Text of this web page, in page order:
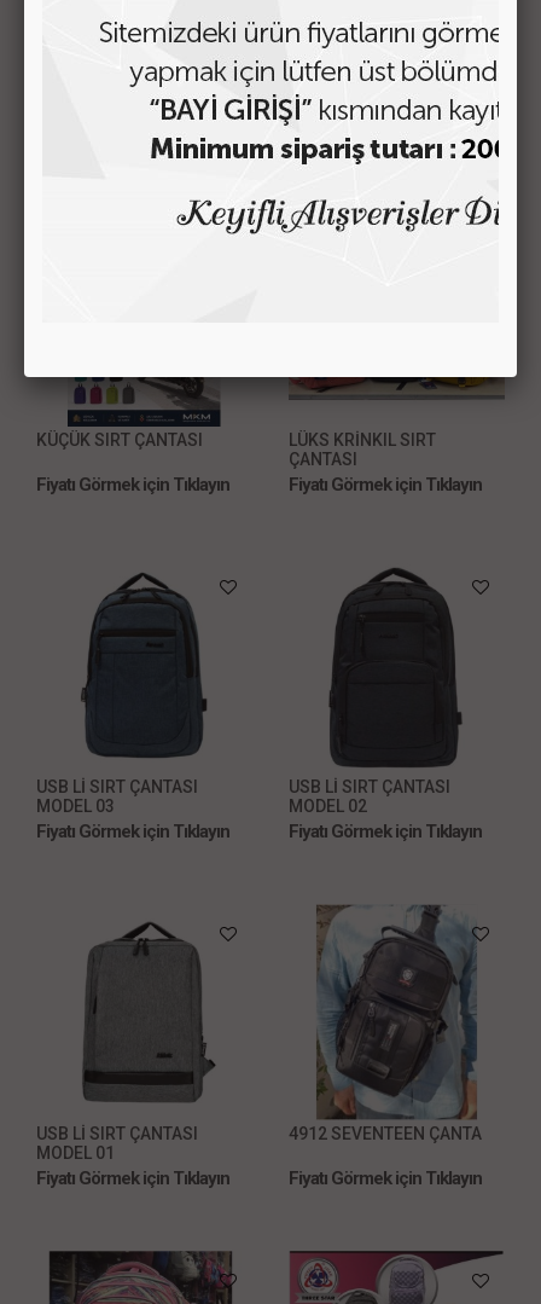
ÇNT-65 İTHAL SIRT
Fiyatı Görmek için Tıklayın
ÇNT-64 İTHAL ÇANTA
BESLENMELİ
Fiyatı Görmek için Tıklayın
KÜÇÜK SIRT ÇANTASI
Fiyatı Görmek için Tıklayın
LÜKS KRİNKIL SIRT
ÇANTASI
Fiyatı Görmek için Tıklayın
USB Lİ SIRT ÇANTASI
MODEL 03
Fiyatı Görmek için Tıklayın
USB Lİ SIRT ÇANTASI
MODEL 02
Fiyatı Görmek için Tıklayın
USB Lİ SIRT ÇANTASI
MODEL 01
Fiyatı Görmek için Tıklayın
4912 SEVENTEEN ÇANTA
Fiyatı Görmek için Tıklayın